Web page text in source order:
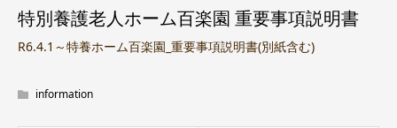
特別養護老人ホーム百楽園 重要事項説明書
R6.4.1～特養ホーム百楽園_重要事項説明書(別紙含む)
information